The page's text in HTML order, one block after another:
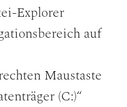
Explorer
auf
Maustaste
(C:)“